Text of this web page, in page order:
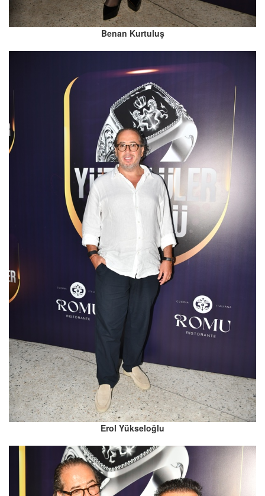
Benan Kurtuluş
Erol Yükseloğlu